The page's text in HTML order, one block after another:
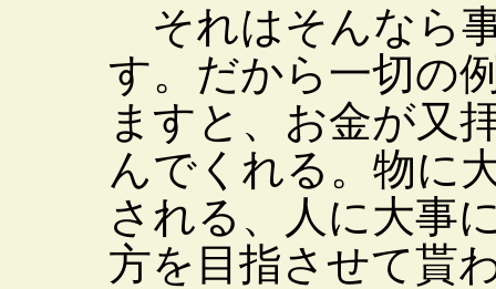
それはそんなら
す。だから一切の
ますと、お金が又
んでくれる。物に
される、人に大事
方を目指させて貰